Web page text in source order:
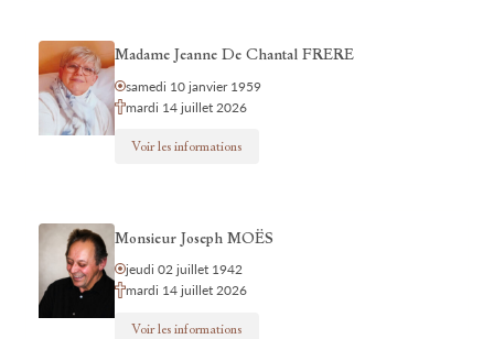
Madame Jeanne De Chantal FRERE
samedi 10 janvier 1959
mardi 14 juillet 2026
Voir les informations
Monsieur Joseph MOËS
jeudi 02 juillet 1942
mardi 14 juillet 2026
Voir les informations